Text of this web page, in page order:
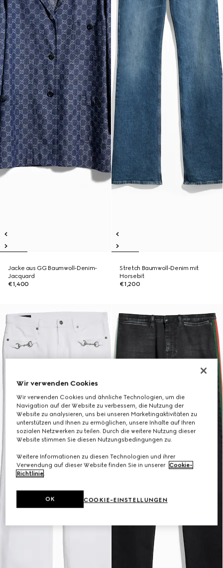
Jacke aus GG Baumwoll-Denim-
Jacquard
€1,400
Stretch Baumwoll-Denim mit
Horsebit
€1,200
Wir verwenden Cookies
Wir verwenden Cookies und ähnliche Technologien, um die
Navigation auf der Website zu verbessern, die Nutzung der
Website zu analysieren, uns bei unseren Marketingaktivitäten zu
unterstützen und Ihnen zu ermöglichen, unsere Inhalte auf Ihren
sozialen Netzwerken zu teilen. Durch die weitere Nutzung dieser
Website stimmen Sie diesen Nutzungsbedingungen zu.
Weitere Informationen zu diesen Technologien und ihrer
Verwendung auf dieser Website finden Sie in unserer Cookie-
Richtlinie.
COOKIE-EINSTELLUNGEN
OK